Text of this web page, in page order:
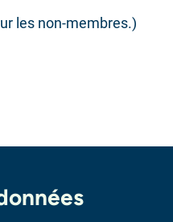
les non-membres.)